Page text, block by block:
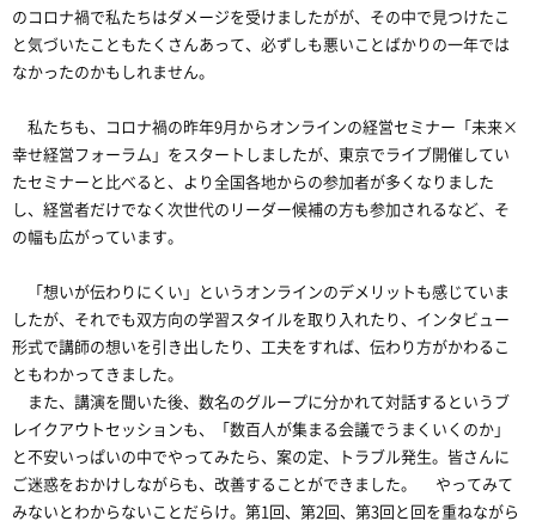
のコロナ禍で私たちはダメージを受けましたがが、その中で見つけたこ
と気づいたこともたくさんあって、必ずしも悪いことばかりの一年では
なかったのかもしれません。
私たちも、コロナ禍の昨年9月からオンラインの経営セミナー「未来×
幸せ経営フォーラム」をスタートしましたが、東京でライブ開催してい
たセミナーと比べると、より全国各地からの参加者が多くなりました
し、経営者だけでなく次世代のリーダー候補の方も参加されるなど、そ
の幅も広がっています。
「想いが伝わりにくい」というオンラインのデメリットも感じていま
したが、それでも双方向の学習スタイルを取り入れたり、インタビュー
形式で講師の想いを引き出したり、工夫をすれば、伝わり方がかわるこ
ともわかってきました。
また、講演を聞いた後、数名のグループに分かれて対話するというブ
レイクアウトセッションも、「数百人が集まる会議でうまくいくのか」
と不安いっぱいの中でやってみたら、案の定、トラブル発生。皆さんに
ご迷惑をおかけしながらも、改善することができました。 やってみて
みないとわからないことだらけ。第1回、第2回、第3回と回を重ねながら